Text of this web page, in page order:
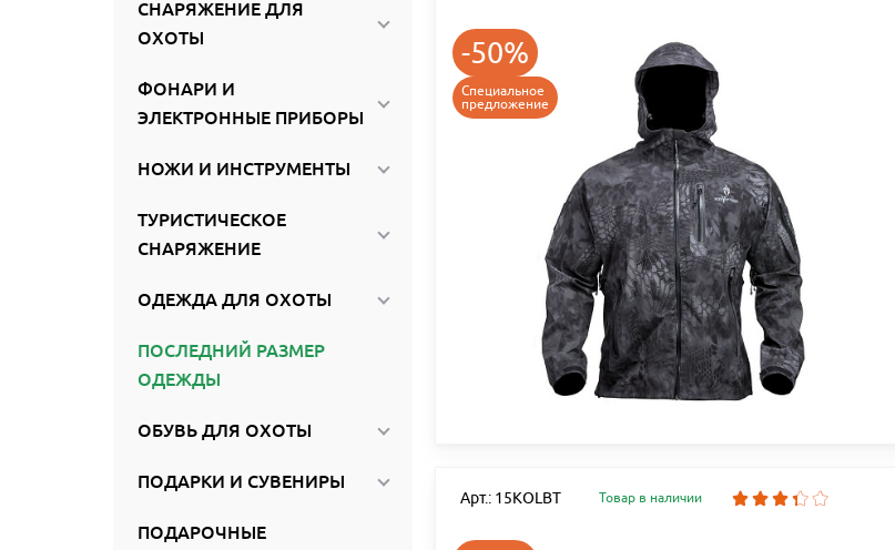
СНАРЯЖЕНИЕ ДЛЯ
ОХОТЫ
ФОНАРИ И
ЭЛЕКТРОННЫЕ ПРИБОРЫ
НОЖИ И ИНСТРУМЕНТЫ
ТУРИСТИЧЕСКОЕ
СНАРЯЖЕНИЕ
ОДЕЖДА ДЛЯ ОХОТЫ
ПОСЛЕДНИЙ РАЗМЕР
ОДЕЖДЫ
ОБУВЬ ДЛЯ ОХОТЫ
ПОДАРКИ И СУВЕНИРЫ
ПОДАРОЧНЫЕ
-50%
Специальное
предложение
Арт.: 15KOLBT Товар в наличии